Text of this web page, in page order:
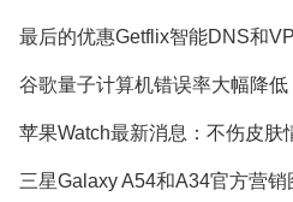
最后的优惠Getflix智能DNS和
谷歌量子计算机错误率大幅降低
苹果Watch最新消息：不伤皮肤
三星Galaxy A54和A34官方营